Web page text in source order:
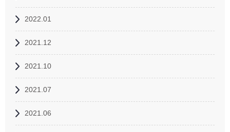
2022.01
2021.12
2021.10
2021.07
2021.06